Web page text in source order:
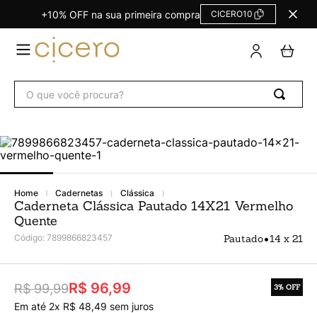
+10% OFF na sua primeira compra CICERO10
cadernetas clássica
Caderneta Clássica Pautado 14X21 Vermelho
Quente
Código: 7899866823457 Pautado•14 x 21
R$ 99,99R$ 96,99
Em até 2x R$ 48,49 sem juros
3% OFF
TERMOS
MAIS
Agendas Calendários
3ºFichário
4ºCaderno
Planner
Planner Permanente
Trancoso
Caderneta